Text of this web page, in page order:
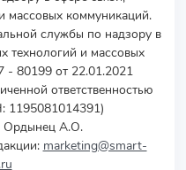
массовых коммуникаций.
службы по надзору в
технологий и массовых
80199 от 22.01.2021
ответственностью
1195081014391)
Ордынец А.О.
marketing@smart-